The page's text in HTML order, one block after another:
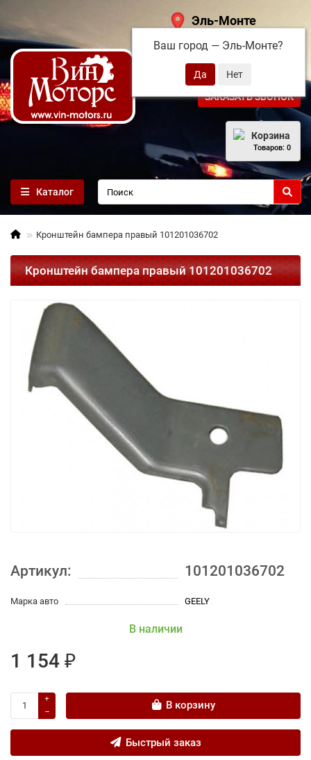
Эль-Монте
Ваш город — Эль-Монте?
+7 (495) 108-68-71
ЗАКАЗАТЬ ЗВОНОК
Корзина
Товаров: 0
Каталог
Кронштейн бампера правый 101201036702
Кронштейн бампера правый 101201036702
Артикул: 101201036702
Марка авто GEELY
В наличии
1 154 ₽
В корзину
Быстрый заказ